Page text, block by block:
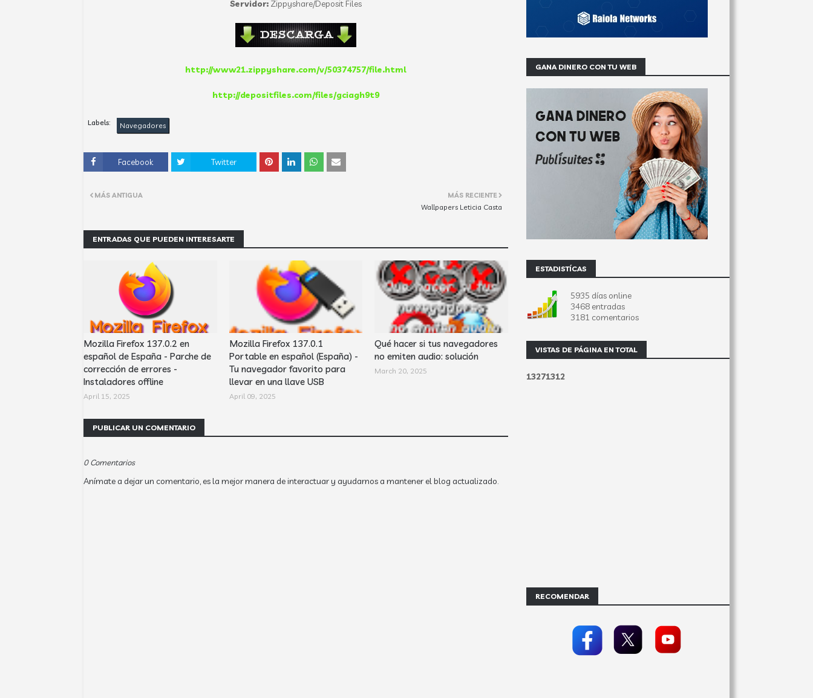
Servidor: Zippyshare/Deposit Files
http://www21.zippyshare.com/v/50374757/file.html
http://depositfiles.com/files/gciagh9t9
Labels: Navegadores
Facebook Twitter
MÁS RECIENTE
Wallpapers Leticia Casta
MÁS ANTIGUA
ENTRADAS QUE PUEDEN INTERESARTE
Mozilla Firefox 137.0.2 en
español de España - Parche de
corrección de errores -
Instaladores offline
April 15, 2025
Mozilla Firefox 137.0.1
Portable en español (España) -
Tu navegador favorito para
llevar en una llave USB
April 09, 2025
Qué hacer si tus navegadores
no emiten audio: solución
March 20, 2025
PUBLICAR UN COMENTARIO
0 Comentarios
Anímate a dejar un comentario, es la mejor manera de interactuar y ayudarnos a mantener el blog actualizado.
GANA DINERO CON TU WEB
ESTADISTÍCAS
5935 días online
3468 entradas
3181 comentarios
VISTAS DE PÁGINA EN TOTAL
13271312
RECOMENDAR